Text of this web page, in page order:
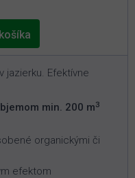
jazierku. Efektívne
min. 200 m3
organickými či
efektom